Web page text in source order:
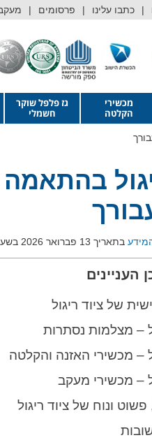
כתבו עלינו פרסומים
מכשירי
הקלטה
גז פלפל שוקר
חשמלי
בתאריך 13 פברואר 2026 בשעה 03:00
העניינים
של ציוד ריגול
– מצלמות נסתרות
– מכשירי האזנה והקלטה
– מכשירי מעקב
ונוח של ציוד ריגול